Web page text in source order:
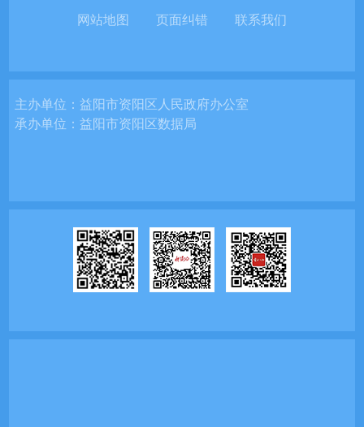
网站地图 页面纠错 联系我们
主办单位：益阳市资阳区人民政府办公室
承办单位：益阳市资阳区数据局